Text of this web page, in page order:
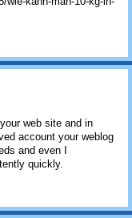
web site and in
account your weblog
and even I
quickly.